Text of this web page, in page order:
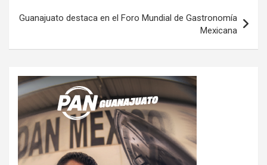
Guanajuato destaca en el Foro Mundial de Gastronomía
Mexicana